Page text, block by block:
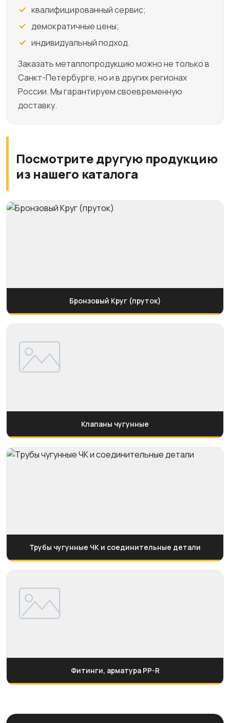
квалифицированный сервис;
демократичные цены;
индивидуальный подход.
Заказать металлопродукцию можно не только в
Санкт-Петербурге, но и в других регионах
России. Мы гарантируем своевременную
доставку.
Посмотрите другую продукцию
из нашего каталога
Бронзовый Круг (пруток)
Клапаны чугунные
Трубы чугунные ЧК и соединительные детали
Фитинги, арматура PP-R